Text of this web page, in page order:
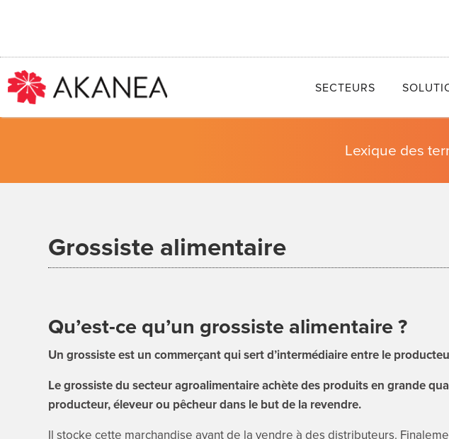
SECTEURS
Lexique des
Grossiste alimentaire
Qu’est-ce qu’un grossiste alimentaire ?
Un grossiste est un commerçant qui sert d’intermédiaire entre le
Le grossiste du secteur agroalimentaire achète des produits en grande
producteur, éleveur ou pêcheur dans le but de la revendre.
Il stocke cette marchandise avant de la vendre à des distributeurs.